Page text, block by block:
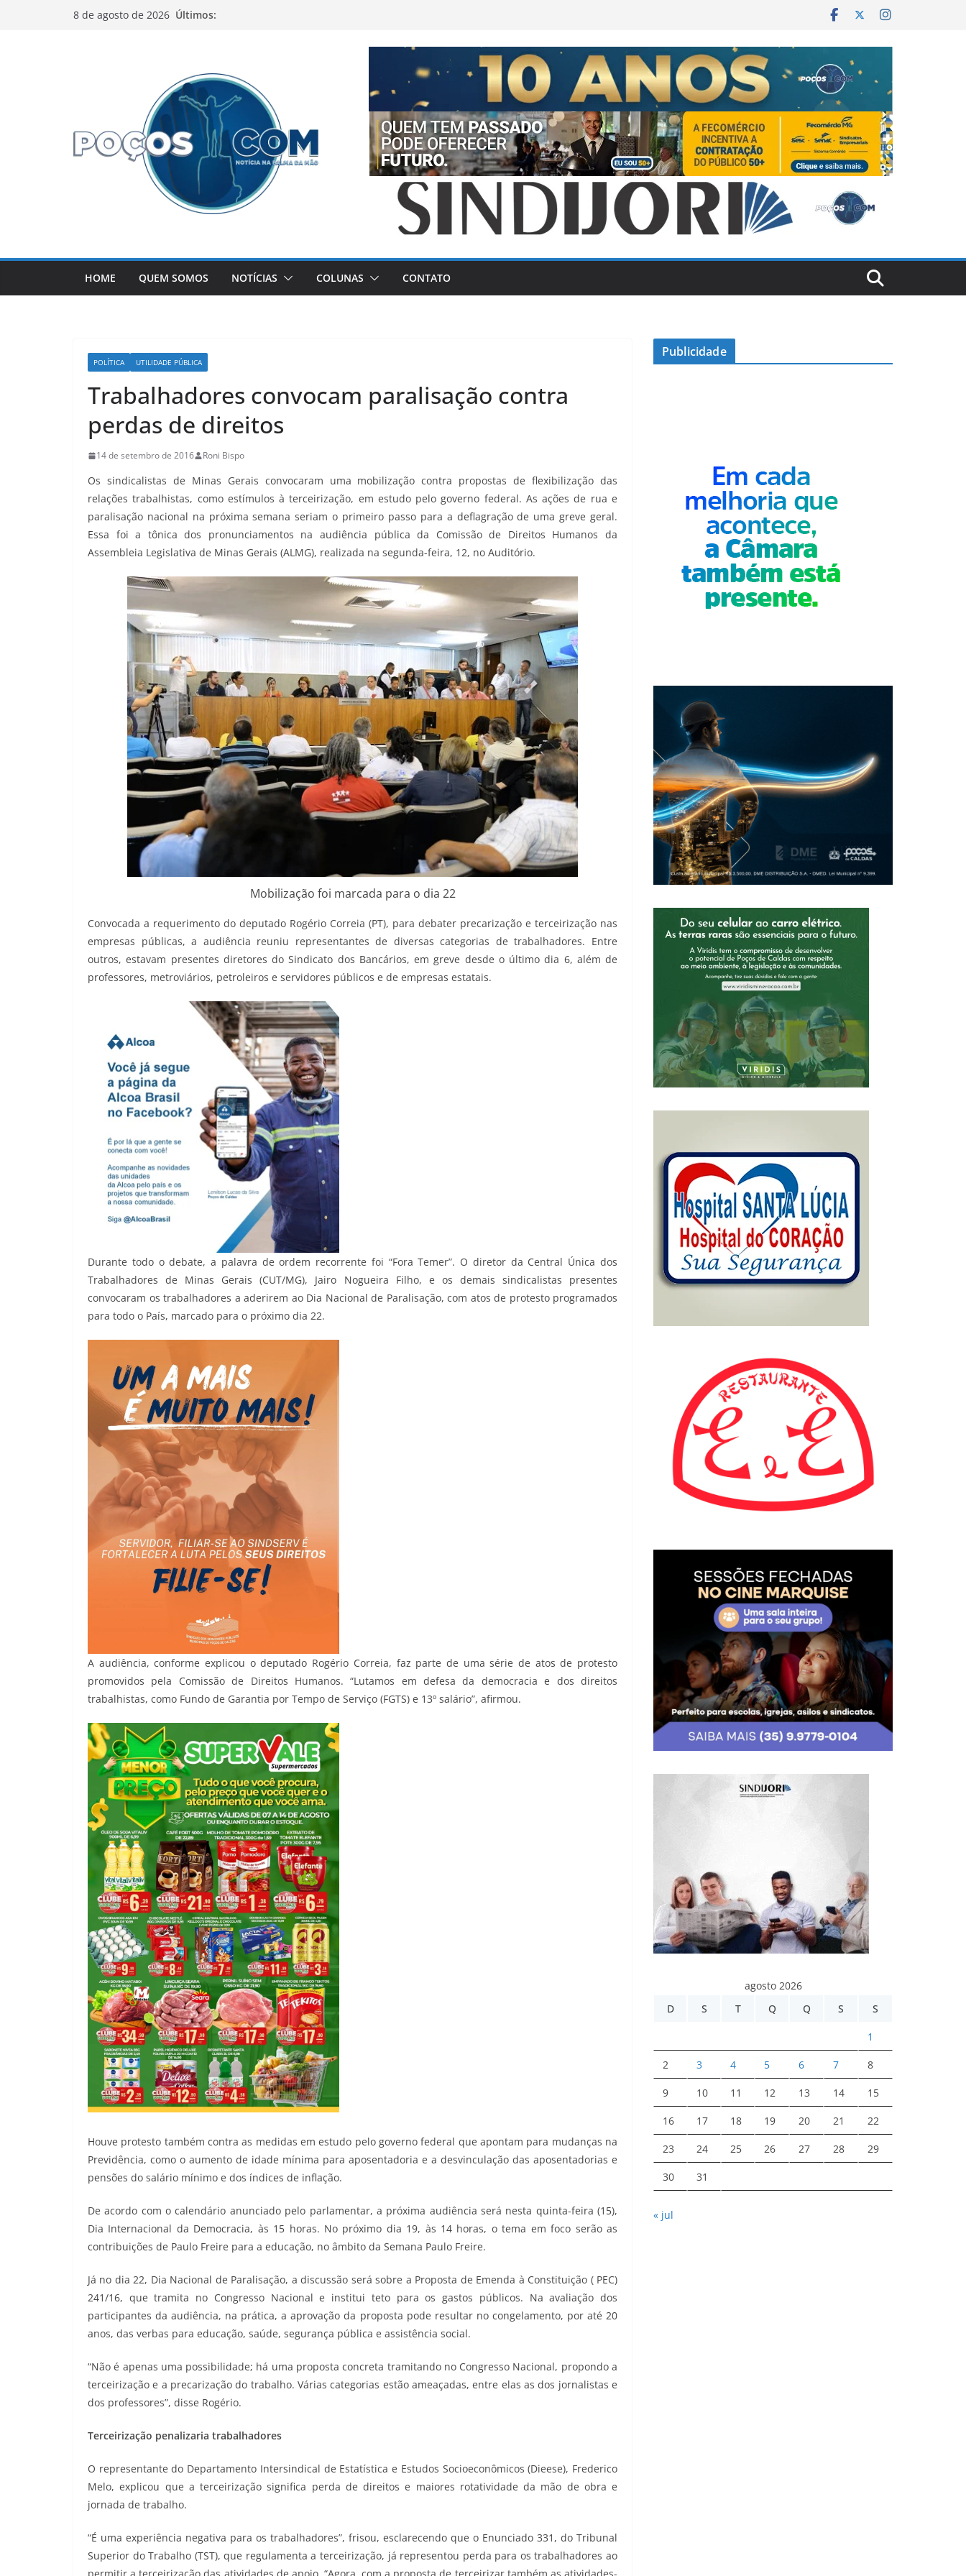
8 de agosto de 2026 Últimos:
HOME QUEM SOMOS NOTÍCIAS COLUNAS CONTATO
POLÍTICA UTILIDADE PÚBLICA
Trabalhadores convocam paralisação contra
perdas de direitos
14 de setembro de 2016 Roni Bispo
Os sindicalistas de Minas Gerais convocaram uma mobilização contra propostas de flexibilização das
relações trabalhistas, como estímulos à terceirização, em estudo pelo governo federal. As ações de rua e
paralisação nacional na próxima semana seriam o primeiro passo para a deflagração de uma greve geral.
Essa foi a tônica dos pronunciamentos na audiência pública da Comissão de Direitos Humanos da
Assembleia Legislativa de Minas Gerais (ALMG), realizada na segunda-feira, 12, no Auditório.
Mobilização foi marcada para o dia 22
Convocada a requerimento do deputado Rogério Correia (PT), para debater precarização e terceirização nas
empresas públicas, a audiência reuniu representantes de diversas categorias de trabalhadores. Entre
outros, estavam presentes diretores do Sindicato dos Bancários, em greve desde o último dia 6, além de
professores, metroviários, petroleiros e servidores públicos e de empresas estatais.
Durante todo o debate, a palavra de ordem recorrente foi “Fora Temer”. O diretor da Central Única dos
Trabalhadores de Minas Gerais (CUT/MG), Jairo Nogueira Filho, e os demais sindicalistas presentes
convocaram os trabalhadores a aderirem ao Dia Nacional de Paralisação, com atos de protesto programados
para todo o País, marcado para o próximo dia 22.
A audiência, conforme explicou o deputado Rogério Correia, faz parte de uma série de atos de protesto
promovidos pela Comissão de Direitos Humanos. “Lutamos em defesa da democracia e dos direitos
trabalhistas, como Fundo de Garantia por Tempo de Serviço (FGTS) e 13º salário”, afirmou.
Houve protesto também contra as medidas em estudo pelo governo federal que apontam para mudanças na
Previdência, como o aumento de idade mínima para aposentadoria e a desvinculação das aposentadorias e
pensões do salário mínimo e dos índices de inflação.
De acordo com o calendário anunciado pelo parlamentar, a próxima audiência será nesta quinta-feira (15),
Dia Internacional da Democracia, às 15 horas. No próximo dia 19, às 14 horas, o tema em foco serão as
contribuições de Paulo Freire para a educação, no âmbito da Semana Paulo Freire.
Já no dia 22, Dia Nacional de Paralisação, a discussão será sobre a Proposta de Emenda à Constituição ( PEC)
241/16, que tramita no Congresso Nacional e institui teto para os gastos públicos. Na avaliação dos
participantes da audiência, na prática, a aprovação da proposta pode resultar no congelamento, por até 20
anos, das verbas para educação, saúde, segurança pública e assistência social.
“Não é apenas uma possibilidade; há uma proposta concreta tramitando no Congresso Nacional, propondo a
terceirização e a precarização do trabalho. Várias categorias estão ameaçadas, entre elas as dos jornalistas e
dos professores”, disse Rogério.
Terceirização penalizaria trabalhadores
O representante do Departamento Intersindical de Estatística e Estudos Socioeconômicos (Dieese), Frederico
Melo, explicou que a terceirização significa perda de direitos e maiores rotatividade da mão de obra e
jornada de trabalho.
“É uma experiência negativa para os trabalhadores”, frisou, esclarecendo que o Enunciado 331, do Tribunal
Superior do Trabalho (TST), que regulamenta a terceirização, já representou perda para os trabalhadores ao
permitir a terceirização das atividades de apoio. “Agora, com a proposta de terceirizar também as atividades-
Publicidade
agosto 2026
D
S T Q Q S S
1
2 3 4 5 6 7 8
9 10 11 12 13 14 15
16 17 18 19 20 21 22
23 24 25 26 27 28 29
30 31
« jul